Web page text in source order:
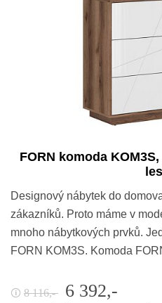
FORN komoda
Designový nábytek do
zákazníků. Proto máme v
mnoho nábytkových prvků.
FORN KOM3S. Komoda
🛈 8 116,- 6 392,-